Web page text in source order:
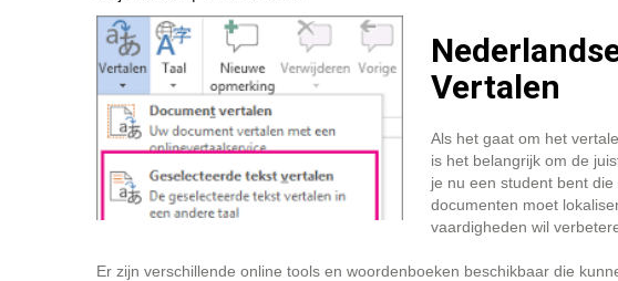
Vertalen
Als het gaat om het
is het belangrijk om de
je nu een student bent
documenten moet
vaardigheden wil
Er zijn verschillende online tools en woordenboeken beschikbaar die